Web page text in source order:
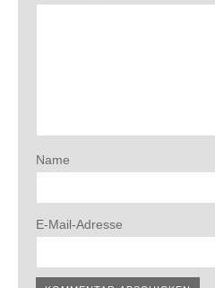
Name
E-Mail-Adresse